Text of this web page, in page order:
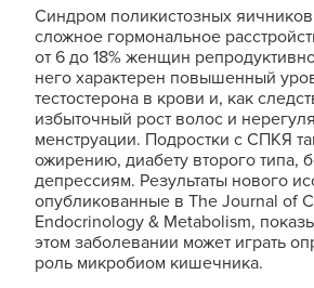
Синдром поликистозных
сложное гормональное
от 6 до 18% женщин
него характерен повышенный
тестостерона в крови и, как
избыточный рост волос и
менструации. Подростки с СПКЯ
ожирению, диабету второго типа,
депрессиям. Результаты нового
опубликованные в The Journal of
Endocrinology & Metabolism,
этом заболевании может играть
роль микробиом кишечника.